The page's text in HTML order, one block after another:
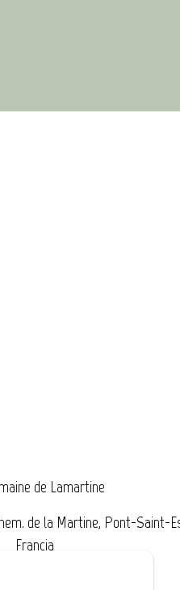
de Lamartine
de la Martine, Pont-Saint-
Francia